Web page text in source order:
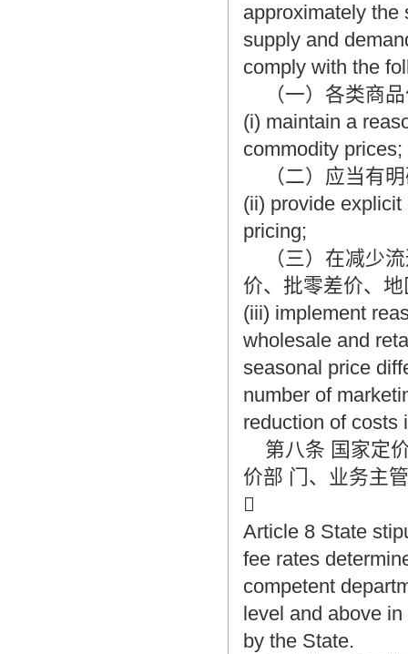
approximately the
supply and
comply with the
（一）各类商品
(i) maintain a
commodity prices;
（二）应当有明
(ii) provide
pricing;
（三）在减少流
价、批零差价、
(iii) implement
wholesale and
seasonal price
number of
reduction of costs
第八条 国家定
价部 门、业务主

Article 8 State
fee rates
competent
level and above
by the State.